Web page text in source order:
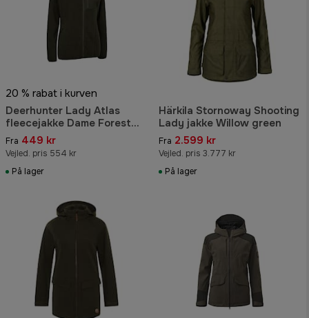
20 % rabat i kurven
Deerhunter Lady Atlas
fleecejakke Dame Forest
Green
Fra 449 kr
Vejled. pris 554 kr
På lager
Härkila Stornoway Shooting
Lady jakke Willow green
Fra 2.599 kr
Vejled. pris 3.777 kr
På lager